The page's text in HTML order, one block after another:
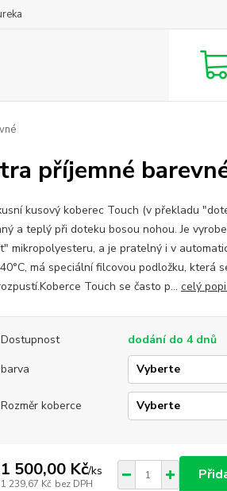
příjemné
kusový koberec Touch (v překladu
a teplý při doteku bosou nohou. Je
mikropolyesteru, a je pratelný i v
má speciální filcovou podložku, která
Touch se často p... celý
Dostupnost
dodání do 4 dnů
barva
Rozměr koberce
1 500,00 Kč/ks
1 239,67 Kč bez DPH